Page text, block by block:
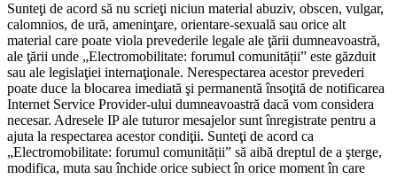
Sunteţi de acord să nu scrieţi niciun material abuziv, obscen, vulgar,
calomnios, de ură, ameninţare, orientare-sexuală sau orice alt
material care poate viola prevederile legale ale ţării dumneavoastră,
ale ţării unde „Electromobilitate: forumul comunității” este găzduit
sau ale legislaţiei internaţionale. Nerespectarea acestor prevederi
poate duce la blocarea imediată şi permanentă însoţită de notificarea
Internet Service Provider-ului dumneavoastră dacă vom considera
necesar. Adresele IP ale tuturor mesajelor sunt înregistrate pentru a
ajuta la respectarea acestor condiţii. Sunteţi de acord ca
„Electromobilitate: forumul comunității” să aibă dreptul de a şterge,
modifica, muta sau închide orice subiect în orice moment în care